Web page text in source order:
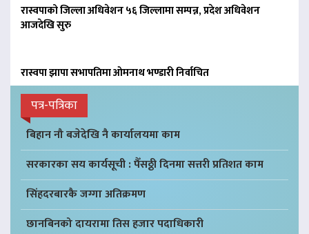
रास्वपाको जिल्ला अधिवेशन ५६ जिल्लामा सम्पन्न, प्रदेश अधिवेशन
आजदेखि सुरु
रास्वपा झापा सभापतिमा ओमनाथ भण्डारी निर्वाचित
पत्र-पत्रिका
बिहान नौ बजेदेखि नै कार्यालयमा काम
सरकारका सय कार्यसूची : पैँसठ्ठी दिनमा सत्तरी प्रतिशत काम
सिंहदरबारकै जग्गा अतिक्रमण
छानबिनको दायरामा तिस हजार पदाधिकारी